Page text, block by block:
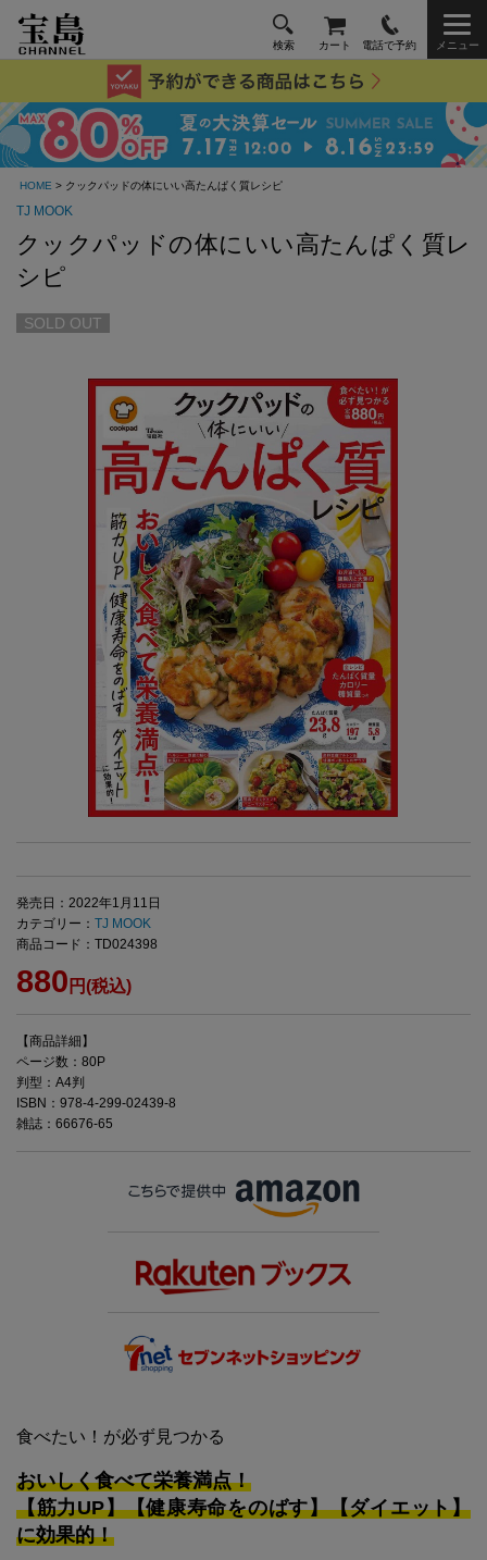
検索 カート 電話で予約 メニュー
HOME > クックパッドの体にいい高たんぱく質レシピ
TJ MOOK
クックパッドの体にいい高たんぱく質レ
シピ
SOLD OUT
発売日：2022年1月11日
カテゴリー： TJ MOOK
商品コード：TD024398
880 円(税込)
【商品詳細】
ページ数：80P
判型：A4判
ISBN：978-4-299-02439-8
雑誌：66676-65
食べたい！が必ず見つかる
おいしく食べて栄養満点！
【筋力UP】【健康寿命をのばす】【ダイエット】
に効果的！